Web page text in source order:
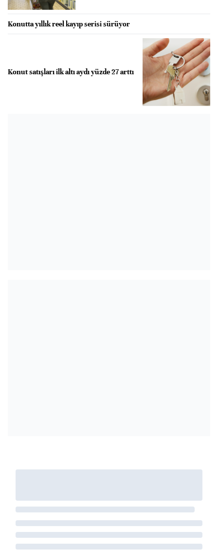
Konutta yıllık reel kayıp serisi sürüyor
Konut satışları ilk altı aydı yüzde 27 arttı